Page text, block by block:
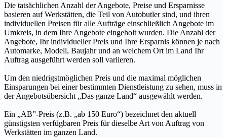
Die tatsächlichen Anzahl der Angebote, Preise und Ersparnisse
basieren auf Werkstätten, die Teil von Autobutler sind, und ihren
individuellen Preisen für alle Aufträge einschließlich Angebote im
Umkreis, in dem Ihre Angebote eingeholt wurden. Die Anzahl der
Angebote, Ihr individueller Preis und Ihre Ersparnis können je nach
Automarke, Modell, Baujahr und an welchem Ort im Land Ihr
Auftrag ausgeführt werden soll variieren.
Um den niedrigstmöglichen Preis und die maximal möglichen
Einsparungen bei einer bestimmten Dienstleistung zu sehen, muss in
der Angebotsübersicht „Das ganze Land“ ausgewählt werden.
Ein „AB”-Preis (z.B. „ab 150 Euro“) bezeichnet den aktuell
günstigsten verfügbaren Preis für dieselbe Art von Auftrag von
Werkstätten im ganzen Land.